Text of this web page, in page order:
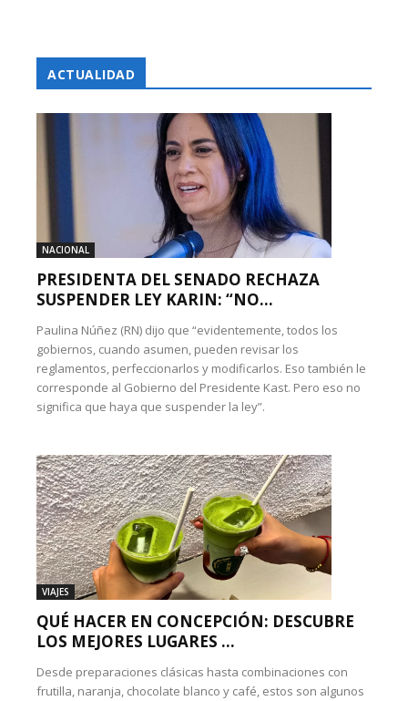
ACTUALIDAD
NACIONAL
PRESIDENTA DEL SENADO RECHAZA
SUSPENDER LEY KARIN: “NO...
Paulina Núñez (RN) dijo que “evidentemente, todos los
gobiernos, cuando asumen, pueden revisar los
reglamentos, perfeccionarlos y modificarlos. Eso también le
corresponde al Gobierno del Presidente Kast. Pero eso no
significa que haya que suspender la ley”.
VIAJES
QUÉ HACER EN CONCEPCIÓN: DESCUBRE
LOS MEJORES LUGARES ...
Desde preparaciones clásicas hasta combinaciones con
frutilla, naranja, chocolate blanco y café, estos son algunos